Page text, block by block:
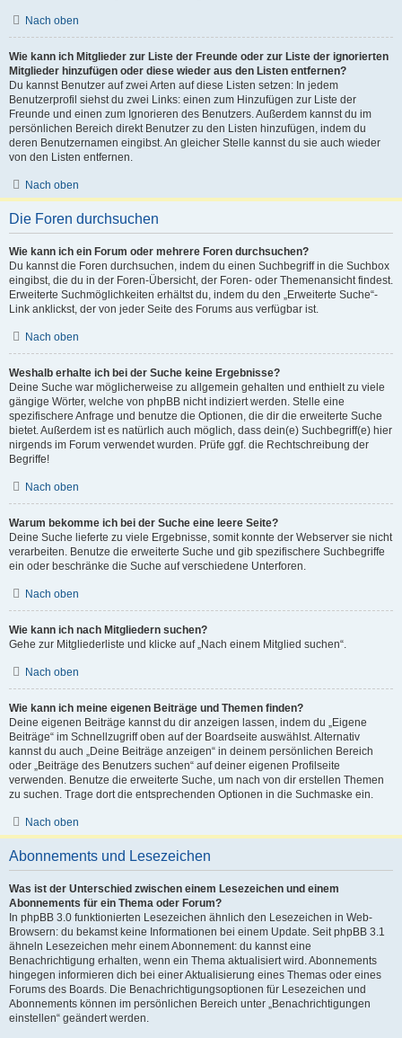
Nach oben
Wie kann ich Mitglieder zur Liste der Freunde oder zur Liste der ignorierten
Mitglieder hinzufügen oder diese wieder aus den Listen entfernen?
Du kannst Benutzer auf zwei Arten auf diese Listen setzen: In jedem
Benutzerprofil siehst du zwei Links: einen zum Hinzufügen zur Liste der
Freunde und einen zum Ignorieren des Benutzers. Außerdem kannst du im
persönlichen Bereich direkt Benutzer zu den Listen hinzufügen, indem du
deren Benutzernamen eingibst. An gleicher Stelle kannst du sie auch wieder
von den Listen entfernen.
Nach oben
Die Foren durchsuchen
Wie kann ich ein Forum oder mehrere Foren durchsuchen?
Du kannst die Foren durchsuchen, indem du einen Suchbegriff in die Suchbox
eingibst, die du in der Foren-Übersicht, der Foren- oder Themenansicht findest.
Erweiterte Suchmöglichkeiten erhältst du, indem du den „Erweiterte Suche“-
Link anklickst, der von jeder Seite des Forums aus verfügbar ist.
Nach oben
Weshalb erhalte ich bei der Suche keine Ergebnisse?
Deine Suche war möglicherweise zu allgemein gehalten und enthielt zu viele
gängige Wörter, welche von phpBB nicht indiziert werden. Stelle eine
spezifischere Anfrage und benutze die Optionen, die dir die erweiterte Suche
bietet. Außerdem ist es natürlich auch möglich, dass dein(e) Suchbegriff(e) hier
nirgends im Forum verwendet wurden. Prüfe ggf. die Rechtschreibung der
Begriffe!
Nach oben
Warum bekomme ich bei der Suche eine leere Seite?
Deine Suche lieferte zu viele Ergebnisse, somit konnte der Webserver sie nicht
verarbeiten. Benutze die erweiterte Suche und gib spezifischere Suchbegriffe
ein oder beschränke die Suche auf verschiedene Unterforen.
Nach oben
Wie kann ich nach Mitgliedern suchen?
Gehe zur Mitgliederliste und klicke auf „Nach einem Mitglied suchen“.
Nach oben
Wie kann ich meine eigenen Beiträge und Themen finden?
Deine eigenen Beiträge kannst du dir anzeigen lassen, indem du „Eigene
Beiträge“ im Schnellzugriff oben auf der Boardseite auswählst. Alternativ
kannst du auch „Deine Beiträge anzeigen“ in deinem persönlichen Bereich
oder „Beiträge des Benutzers suchen“ auf deiner eigenen Profilseite
verwenden. Benutze die erweiterte Suche, um nach von dir erstellen Themen
zu suchen. Trage dort die entsprechenden Optionen in die Suchmaske ein.
Nach oben
Abonnements und Lesezeichen
Was ist der Unterschied zwischen einem Lesezeichen und einem
Abonnements für ein Thema oder Forum?
In phpBB 3.0 funktionierten Lesezeichen ähnlich den Lesezeichen in Web-
Browsern: du bekamst keine Informationen bei einem Update. Seit phpBB 3.1
ähneln Lesezeichen mehr einem Abonnement: du kannst eine
Benachrichtigung erhalten, wenn ein Thema aktualisiert wird. Abonnements
hingegen informieren dich bei einer Aktualisierung eines Themas oder eines
Forums des Boards. Die Benachrichtigungsoptionen für Lesezeichen und
Abonnements können im persönlichen Bereich unter „Benachrichtigungen
einstellen“ geändert werden.